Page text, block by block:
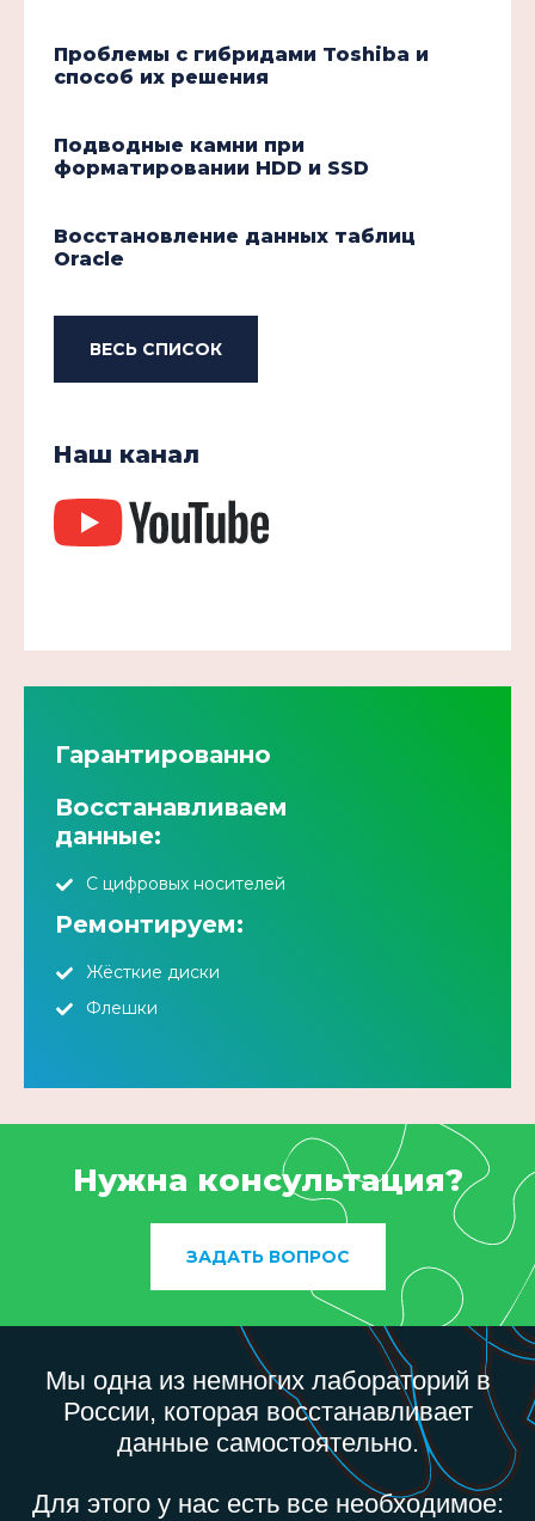
Проблемы с гибридами Toshiba и
способ их решения
Подводные камни при
форматировании HDD и SSD
Восстановление данных таблиц
Oracle
ВЕСЬ СПИСОК
Наш канал
Гарантированно
Восстанавливаем
данные:
С цифровых носителей
Ремонтируем:
Жёсткие диски
Флешки
Нужна консультация?
ЗАДАТЬ ВОПРОС
Мы одна из немногих лабораторий в
России, которая восстанавливает
данные самостоятельно.
Для этого у нас есть все необходимое: